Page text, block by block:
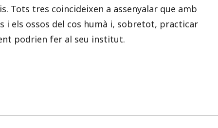
Tots tres coincideixen a assenyalar que amb
els ossos del cos humà i, sobretot, practicar
podrien fer al seu institut.